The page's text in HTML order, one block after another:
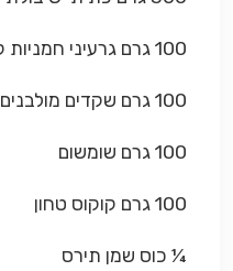
100 גרם גרעיני חמניות קלופים
100 גרם שקדים מולבנים (שלמים או שבבים)
100 גרם שומשום
100 גרם קוקוס טחון
¼ כוס שמן תירס